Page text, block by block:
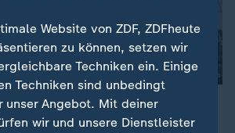
belastet die transatlantischen
und andere europäische Länder
Website von ZDF, ZDFheute
zu können, setzen wir
Techniken ein. Einige
Techniken sind unbedingt
Angebot. Mit deiner
wir und unsere Dienstleister